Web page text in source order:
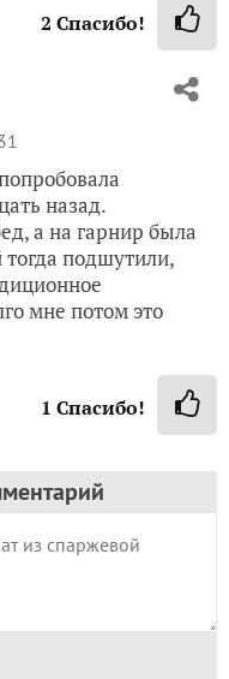
2 Спасибо!
назад.
а на гарнир была
подшутили,
мне потом это
1 Спасибо!